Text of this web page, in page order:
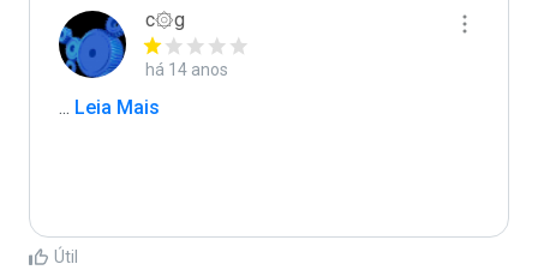
c۞g
há 14 anos
... Leia Mais
Útil